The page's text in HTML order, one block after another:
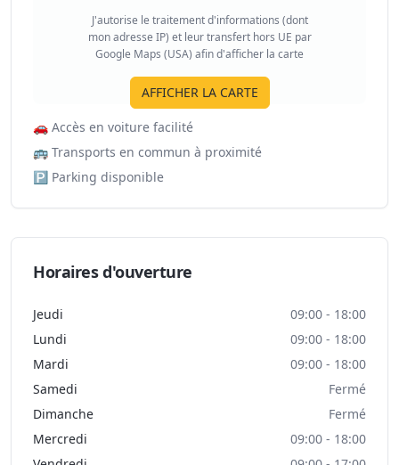
J'autorise le traitement d'informations (dont
mon adresse IP) et leur transfert hors UE par
Google Maps (USA) afin d'afficher la carte
AFFICHER LA CARTE
🚗 Accès en voiture facilité
🚌 Transports en commun à proximité
🅿️ Parking disponible
Horaires d'ouverture
Jeudi
09:00 - 18:00
Lundi
09:00 - 18:00
Mardi
09:00 - 18:00
Samedi
Fermé
Dimanche
Fermé
Mercredi
09:00 - 18:00